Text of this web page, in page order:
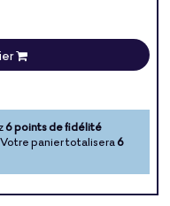
6 points de fidélité
panier totalisera6